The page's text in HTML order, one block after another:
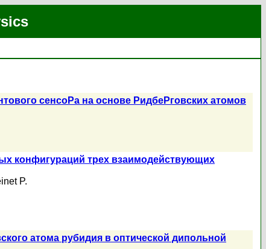
сенсоРа на основе РидбеРговских атомов
конфигураций трех взаимодействующих
P.
атома рубидия в оптической дипольной